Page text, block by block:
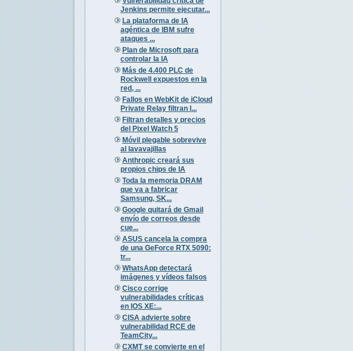
Jenkins permite ejecutar...
La plataforma de IA
agéntica de IBM sufre
ataques ...
Plan de Microsoft para
controlar la IA
Más de 4.400 PLC de
Rockwell expuestos en la
red, ...
Fallos en WebKit de iCloud
Private Relay filtran I...
Filtran detalles y precios
del Pixel Watch 5
Móvil plegable sobrevive
al lavavajillas
Anthropic creará sus
propios chips de IA
Toda la memoria DRAM
que va a fabricar
Samsung, SK...
Google quitará de Gmail
envío de correos desde
cue...
ASUS cancela la compra
de una GeForce RTX 5090:
tr...
WhatsApp detectará
imágenes y vídeos falsos
Cisco corrige
vulnerabilidades críticas
en IOS XE:...
CISA advierte sobre
vulnerabilidad RCE de
TeamCity...
CXMT se convierte en el